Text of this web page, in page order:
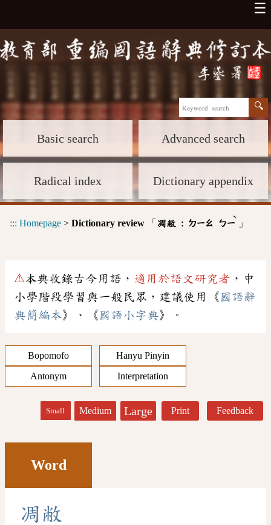
☰
Basic search Advanced search
Radical index Dictionary appendix
::: Homepage > Dictionary review 「 凋敝 : ㄉㄧㄠ ㄅㄧ
ˋ
」
⚠本典收錄古今用語， 適用於語文研究者 ，中
小學階段學習與一般民眾，建議使用《 國語辭
典簡編本》、《 國語小字典》。
Bopomofo
Hanyu Pinyin
Antonym
Interpretation
Small Medium Large Print Feedback
Word
凋 敝